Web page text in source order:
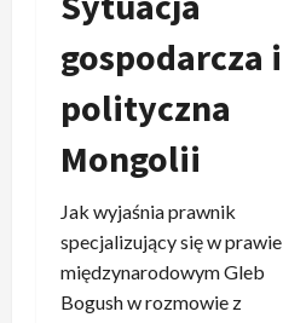
gospodarcza i
polityczna
Mongolii
Jak wyjaśnia prawnik
specjalizujący się w prawie
międzynarodowym Gleb
Bogush w rozmowie z